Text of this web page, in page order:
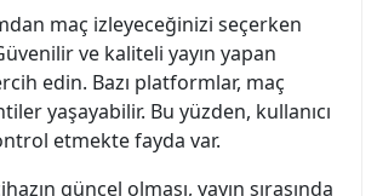
maç izleyeceğinizi seçerken
ve kaliteli yayın yapan
edin. Bazı platformlar, maç
yaşayabilir. Bu yüzden, kullanıcı
etmekte fayda var.
güncel olması, yayın sırasında